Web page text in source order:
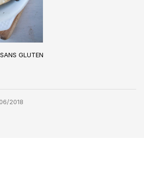
SANS GLUTEN
2018